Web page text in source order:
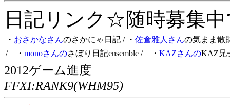
日記リンク☆随時募集
・ おさかなさんのさかにゃ日記 / ・ 佐倉雅人さんの気まま散
/ ・ monoさんのさぼり日記ensemble / ・ KAZさんのKAZ兄
2012ゲーム進度
FFXI:RANK9(WHM95)